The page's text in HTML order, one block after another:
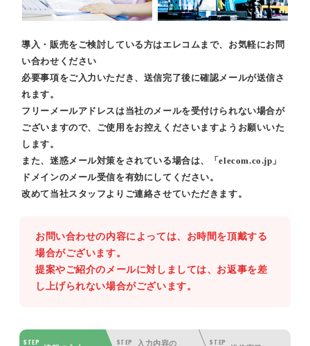
導入・販売をご検討している方はエレコムまで、お気軽にお問
い合わせください
必要事項をご入力いただき、送信完了後に確認メールが送信さ
れます。
フリーメールアドレスは当社のメールを受付けられない場合が
ございますので、ご使用をお控えくださいますようお願いいた
します。
また、迷惑メール対策をされている場合は、「elecom.co.jp」
ドメインのメール受信を有効にしてください。
改めて当社スタッフよりご連絡させていただきます。
お問い合わせの内容によっては、お時間を頂戴する
場合がございます。
提案やご紹介のメールに対しましては、お返事を差
し上げられない場合がございます。
STEP STEP
入力内容の
STEP